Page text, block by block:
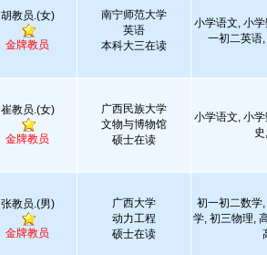
胡教员.(女)
金牌教员
南宁师范大学
英语
本科大三在读
小学语文, 小
一初二英语
崔教员.(女)
金牌教员
广西民族大学
文物与博物馆
硕士在读
小学语文, 小
张教员.(男)
金牌教员
广西大学
动力工程
硕士在读
初一初二数学
学, 初三物理,